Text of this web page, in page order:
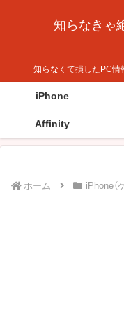
知らなきゃ
知らなくて損したPC情
iPhone
Affinity
ホーム iPhone（